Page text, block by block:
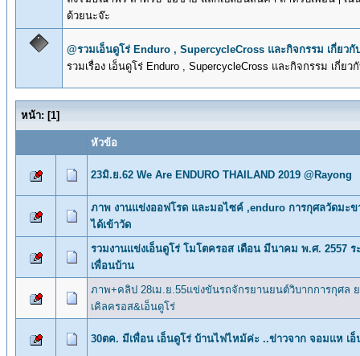
ด้วยนะจ๊ะ
@รวมเอ็นดูโร่ Enduro , SupercycleCross และกิจกรรม เกี่ยวกั
รวมเรื่อง เอ็นดูโร่ Enduro , SupercycleCross และกิจกรรม เกี่ย
หน้า: [1]
หัวข้อ
23มิ.ย.62 We Are ENDURO THAILAND 2019 @Rayong
ภาพ งานแข่งออฟโรด และมอไซค์ ,enduro การกุศลวัดมะข
ได้เข้าวัด
รวมงานแข่งเอ็นดูโร่ โมโตครอส เดือน มีนาคม พ.ศ. 2557 ร
เพื่อนบ้าน
ภาพ+คลิป 28เม.ย.55แข่งขันรถจักรยานยนต์วิบากการกุศล
เคิลครอส&เอ็นดูโร่
30ตค. มีเพื่อน เอ็นดูโร่ บ้านไฟไหม้ค่ะ ..ข่าวจาก จอมแห เอ็